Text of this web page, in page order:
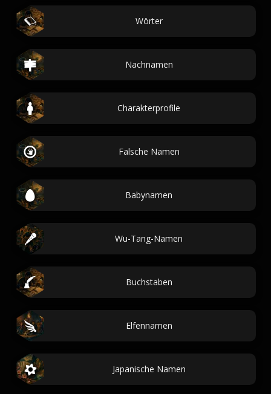
Wörter
Nachnamen
Charakterprofile
Falsche Namen
Babynamen
Wu-Tang-Namen
Buchstaben
Elfennamen
Japanische Namen